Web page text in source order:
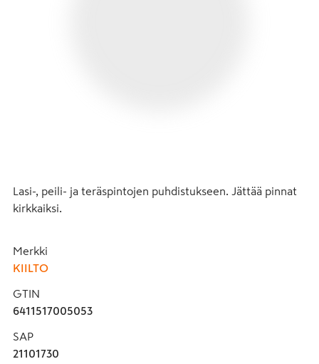
Lasi-, peili- ja teräspintojen puhdistukseen. Jättää pinnat
kirkkaiksi.
Merkki
KIILTO
GTIN
6411517005053
SAP
21101730